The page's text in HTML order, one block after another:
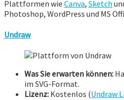
Plattformen wie Canva, Sketch
Photoshop, WordPress und MS
Undraw
Was Sie erwarten können:
im SVG-Format.
Lizenz: Kostenlos (Undraw